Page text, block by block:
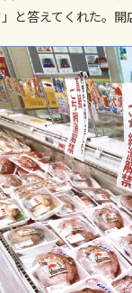
と答えてくれた。